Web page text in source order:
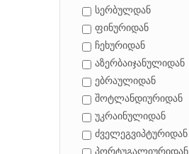
სერბულდან
ფინურიდან
ჩეხურიდან
აზერბაიჯანულიდან
ებრაულიდან
შოტლანდიურიდან
უკრაინულიდან
ძველეგვიპტურიდან